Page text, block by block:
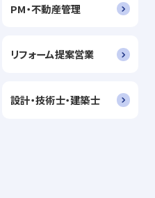
PM・不動産管理
リフォーム提案営業
設計・技術士・建築士